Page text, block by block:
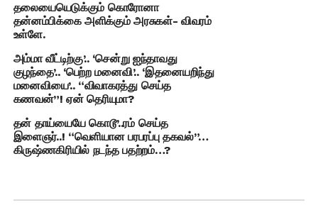
தலையையெடுக்கும் கொரோனா
தன்னம்பிக்கை அளிக்கும் அரசுகள்- விவரம்
உள்ளே.
அம்மா வீட்டிற்கு’.. ‘சென்று ஐந்தாவது
குழந்தை’.. ‘பெற்ற மனைவி’.. ‘இதனையறிந்து
மனைவியை’.. “விவாகரத்து செய்த
கணவன்”! ஏன் தெரியுமா?
தன் தாய்யையே கொடூ’..ரம் செய்த
இளைஞர்..! “வெளியான பரபரப்பு தகவல்”…
கிருஷ்ணகிரியில் நடந்த பதற்றம்…?